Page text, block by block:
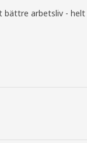
bättre arbetsliv - helt